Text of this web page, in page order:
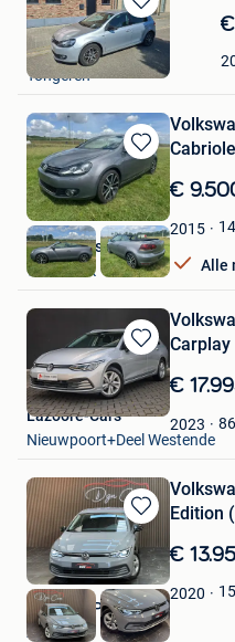
Bewaren
in
Mijn
Favorieten
dries vancrabeekx
Tongeren
Bewaren
in
Mijn
Favorieten
€
2015
Alle
Clean Cars BV
Willebroek
Bewaren
in
Mijn
Favorieten
€
2023
Lazoore-Cars
Nieuwpoort+Deel Westende
Bewaren
in
Mijn
Favorieten
Edition
€
2020
DGN CORPORATE
Ans